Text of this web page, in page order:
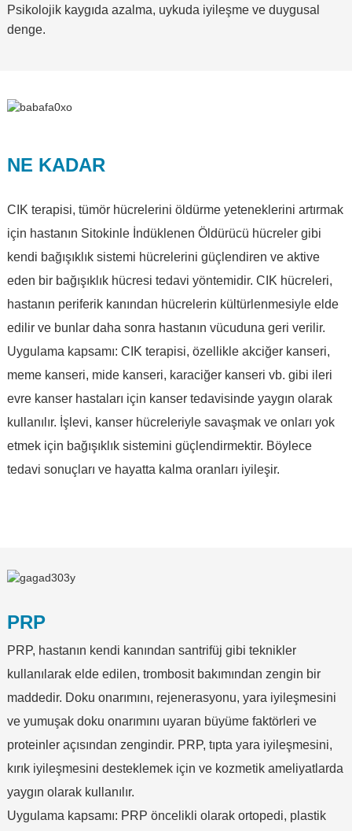
Psikolojik kaygıda azalma, uykuda iyileşme ve duygusal
denge.
NE KADAR
CIK terapisi, tümör hücrelerini öldürme yeteneklerini artırmak
için hastanın Sitokinle İndüklenen Öldürücü hücreler gibi
kendi bağışıklık sistemi hücrelerini güçlendiren ve aktive
eden bir bağışıklık hücresi tedavi yöntemidir. CIK hücreleri,
hastanın periferik kanından hücrelerin kültürlenmesiyle elde
edilir ve bunlar daha sonra hastanın vücuduna geri verilir.
Uygulama kapsamı: CIK terapisi, özellikle akciğer kanseri,
meme kanseri, mide kanseri, karaciğer kanseri vb. gibi ileri
evre kanser hastaları için kanser tedavisinde yaygın olarak
kullanılır. İşlevi, kanser hücreleriyle savaşmak ve onları yok
etmek için bağışıklık sistemini güçlendirmektir. Böylece
tedavi sonuçları ve hayatta kalma oranları iyileşir.
PRP
PRP, hastanın kendi kanından santrifüj gibi teknikler
kullanılarak elde edilen, trombosit bakımından zengin bir
maddedir. Doku onarımını, rejenerasyonu, yara iyileşmesini
ve yumuşak doku onarımını uyaran büyüme faktörleri ve
proteinler açısından zengindir. PRP, tıpta yara iyileşmesini,
kırık iyileşmesini desteklemek için ve kozmetik ameliyatlarda
yaygın olarak kullanılır.
Uygulama kapsamı: PRP öncelikli olarak ortopedi, plastik